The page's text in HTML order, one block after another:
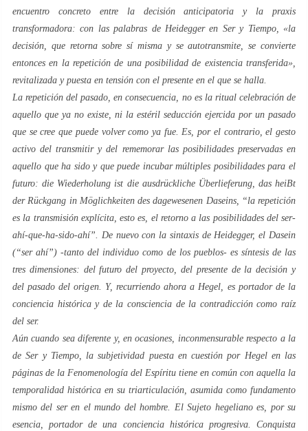
encuentro concreto entre la decisión anticipatoria y la praxis
transformadora: con las palabras de Heidegger en Ser y Tiempo, «la
decisión, que retorna sobre sí misma y se autotransmite, se convierte
entonces en la repetición de una posibilidad de existencia transferida»,
revitalizada y puesta en tensión con el presente en el que se halla.
La repetición del pasado, en consecuencia, no es la ritual celebración de
aquello que ya no existe, ni la estéril seducción ejercida por un pasado
que se cree que puede volver como ya fue. Es, por el contrario, el gesto
activo del transmitir y del rememorar las posibilidades preservadas en
aquello que ha sido y que puede incubar múltiples posibilidades para el
futuro:die Wiederholung ist die ausdrückliche Überlieferung, das heiBt
der Rückgang in Möglichkeiten des dagewesenen Daseins, “la repetición
es la transmisión explícita, esto es, el retorno a las posibilidades del ser-
ahí-que-ha-sido-ahí”. De nuevo con la sintaxis de Heidegger, el Dasein
(“ser ahí”) -tanto del individuo como de los pueblos- es síntesis de las
tres dimensiones: del futuro del proyecto, del presente de la decisión y
del pasado del origen. Y, recurriendo ahora a Hegel, es portador de la
conciencia histórica y de la consciencia de la contradicción como raíz
del ser.
Aún cuando sea diferente y, en ocasiones, inconmensurable respecto a la
deSer y Tiempo, la subjetividad puesta en cuestión por Hegel en las
páginas de la Fenomenología del Espíritu tiene en común con aquella la
temporalidad histórica en su triarticulación, asumida como fundamento
mismo del ser en el mundo del hombre. ElSujeto hegeliano es, por su
esencia, portador de una conciencia histórica progresiva. Conquista